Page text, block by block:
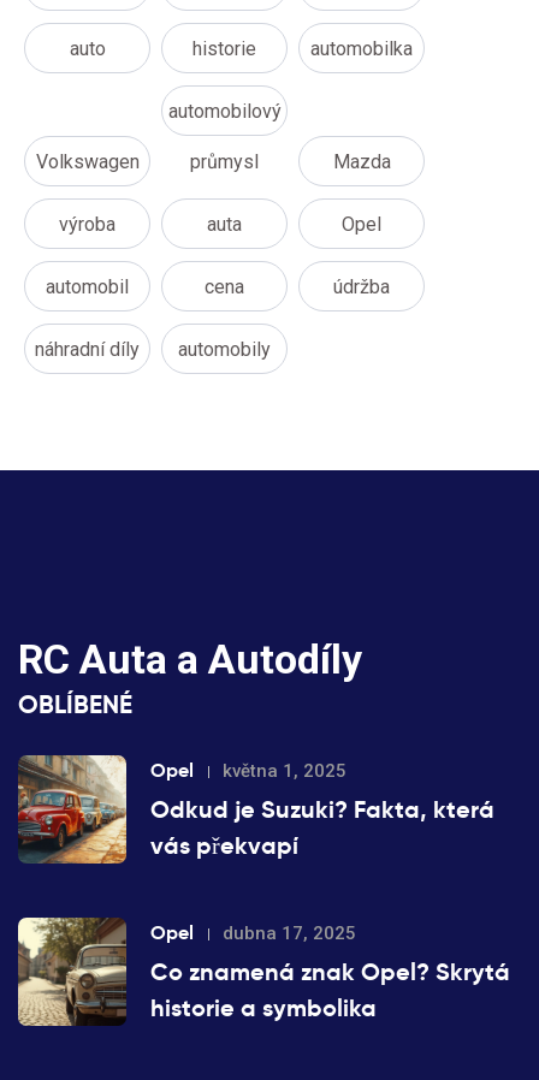
auto historie automobilka
Volkswagen
automobilový
průmysl Mazda
výroba auta Opel
automobil cena údržba
náhradní díly automobily
RC Auta a Autodíly
OBLÍBENÉ
Opel května 1, 2025
Odkud je Suzuki? Fakta, která
vás překvapí
Opel dubna 17, 2025
Co znamená znak Opel? Skrytá
historie a symbolika